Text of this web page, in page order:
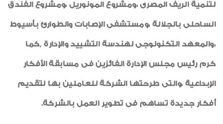
لتنمية الريف المصرى ،ومشروع المونوريل ،ومشروع الفندق
الساحلى بالجلالة ،ومستشفى الإصابات والطوارئ بأسيوط
،والمعهد التكنولوجى لهندسة التشييد والإدارة ,كما
كرم رئيس مجلس الإدارة الفائزين فى مسابقة الأفكار
الإبداعية ،والتى طرحتها الشركة للعاملين بها لتقديم
أفكار جديدة تساهم فى تطوير العمل بالشركة.